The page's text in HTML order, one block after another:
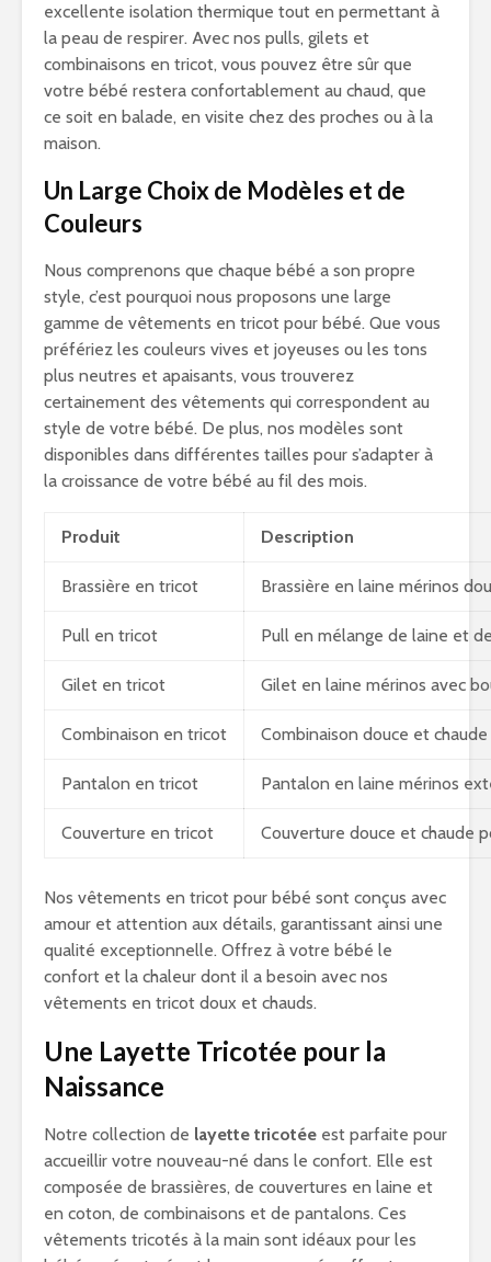
excellente isolation thermique tout en permettant à
la peau de respirer. Avec nos pulls, gilets et
combinaisons en tricot, vous pouvez être sûr que
votre bébé restera confortablement au chaud, que
ce soit en balade, en visite chez des proches ou à la
maison.
Un Large Choix de Modèles et de
Couleurs
Nous comprenons que chaque bébé a son propre
style, c’est pourquoi nous proposons une large
gamme de vêtements en tricot pour bébé. Que vous
préfériez les couleurs vives et joyeuses ou les tons
plus neutres et apaisants, vous trouverez
certainement des vêtements qui correspondent au
style de votre bébé. De plus, nos modèles sont
disponibles dans différentes tailles pour s’adapter à
la croissance de votre bébé au fil des mois.
Produit Description
Brassière en tricot Brassière en laine mérinos
Pull en tricot Pull en mélange de laine et
Gilet en tricot Gilet en laine mérinos avec
Combinaison en tricot Combinaison douce et
Pantalon en tricot Pantalon en laine mérinos
Couverture en tricot Couverture douce et chaude
Nos vêtements en tricot pour bébé sont conçus avec
amour et attention aux détails, garantissant ainsi une
qualité exceptionnelle. Offrez à votre bébé le
confort et la chaleur dont il a besoin avec nos
vêtements en tricot doux et chauds.
Une Layette Tricotée pour la
Naissance
Notre collection de layette tricotée est parfaite pour
accueillir votre nouveau-né dans le confort. Elle est
composée de brassières, de couvertures en laine et
en coton, de combinaisons et de pantalons. Ces
vêtements tricotés à la main sont idéaux pour les